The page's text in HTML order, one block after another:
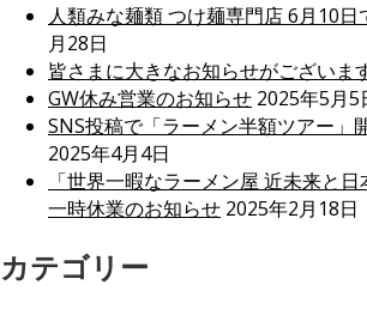
人類みな麺類 つけ麺専門店 6月10日
月28日
皆さまに大きなお知らせがございま
GW休み営業のお知らせ 2025年5月5
SNS投稿で「ラーメン半額ツアー」
2025年4月4日
「世界一暇なラーメン屋 近未来と
一時休業のお知らせ 2025年2月18日
カテゴリー